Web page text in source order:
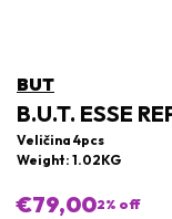
BUT
B.U.T. ESSE
Veličina 4pcs
Weight: 1.02KG
€79,002% off